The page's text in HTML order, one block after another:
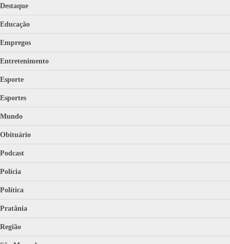
Destaque
Educação
Empregos
Entretenimento
Esporte
Esportes
Mundo
Obituário
Podcast
Polícia
Política
Pratânia
Região